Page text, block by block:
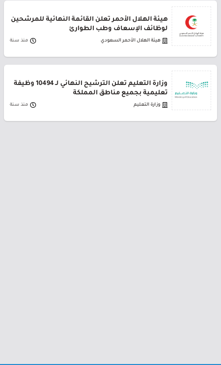
هيئة الهلال الأحمر تعلن القائمة النهائية للمرشحين
لوظائف الإسعاف وطب الطوارئ
هيئة الهلال الأحمر السعودي منذ سنة
وزارة التعليم تعلن الترشيح النهائي لـ 10494 وظيفة
تعليمية بجميع مناطق المملكة
وزارة التعليم منذ سنة